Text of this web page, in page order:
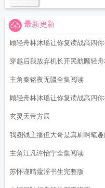
最新更新
顾轻舟林沐瑶让你复读战高四
穿越后我放弃机长开民航顾轻
主角秦铭夜无疆全集阅读
顾轻舟林沐瑶让你复读战高四
玄灵天帝方辰
我圈钱主播但大哥是真刷啊笔
主角江凡许怡宁全集阅读
苏怀谨晴蔻淫书生完整版